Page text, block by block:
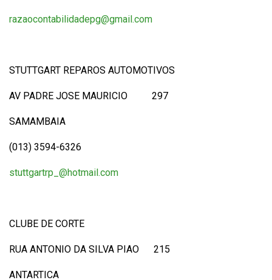
razaocontabilidadepg@gmail.com
STUTTGART REPAROS AUTOMOTIVOS
AV PADRE JOSE MAURICIO 297
SAMAMBAIA
(013) 3594-6326
stuttgartrp_@hotmail.com
CLUBE DE CORTE
RUA ANTONIO DA SILVA PIAO 215
ANTARTICA